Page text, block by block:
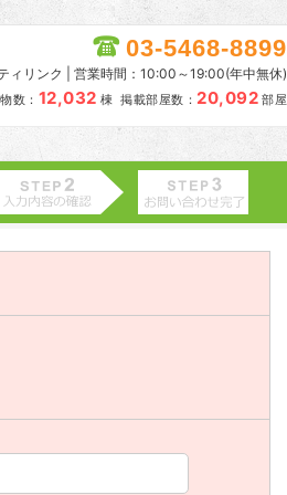
03-5468-8899
ィリンク | 営業時間：10:00～19:00(年中無休)
数： 12,032 棟 掲載部屋数： 20,092 部屋